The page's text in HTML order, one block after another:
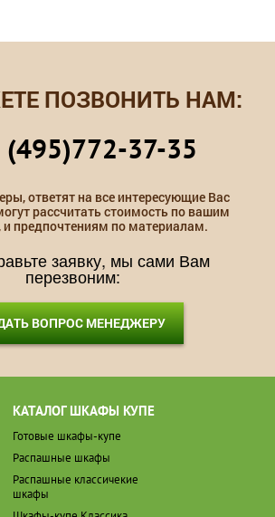
ПОЗВОНИТЬ НАМ:
(495)772-37-35
ответят на все интересующие Вас
рассчитать стоимость по вашим
предпочтениям по материалам.
заявку, мы сами Вам
перезвоним:
ВОПРОС МЕНЕДЖЕРУ
КАТАЛОГ ШКАФЫ КУПЕ
Готовые шкафы-купе
Распашные шкафы
Распашные классичекие
шкафы